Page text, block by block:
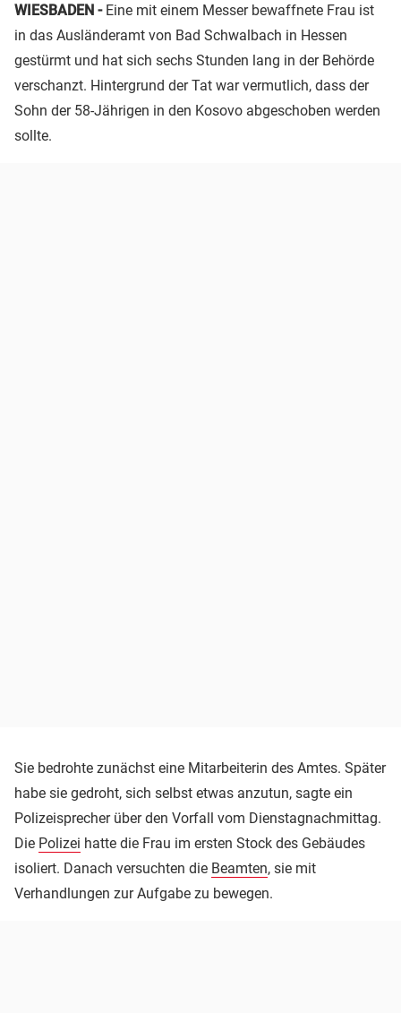
WIESBADEN - Eine mit einem Messer bewaffnete Frau ist
in das Ausländeramt von Bad Schwalbach in Hessen
gestürmt und hat sich sechs Stunden lang in der Behörde
verschanzt. Hintergrund der Tat war vermutlich, dass der
Sohn der 58-Jährigen in den Kosovo abgeschoben werden
sollte.
Sie bedrohte zunächst eine Mitarbeiterin des Amtes. Später
habe sie gedroht, sich selbst etwas anzutun, sagte ein
Polizeisprecher über den Vorfall vom Dienstagnachmittag.
Die Polizei hatte die Frau im ersten Stock des Gebäudes
isoliert. Danach versuchten die Beamten, sie mit
Verhandlungen zur Aufgabe zu bewegen.